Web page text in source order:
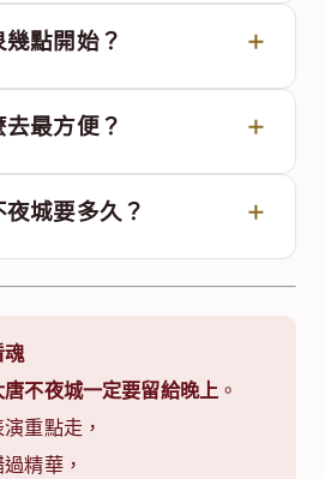
點開始？
最方便？
城要多久？
魂
唐不夜城一定要留給晚上 。
重點走，
精華，